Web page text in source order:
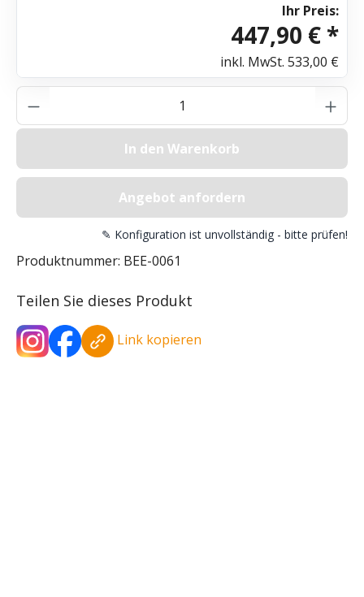
Ihr Preis:
447,90 € *
inkl. MwSt. 533,00 €
Produkt Anzahl: Gib den gewünschten
In den Warenkorb
Angebot anfordern
✎ Konfiguration ist unvollständig - bitte prüfen!
Produktnummer: BEE-0061
Teilen Sie dieses Produkt
Link kopieren